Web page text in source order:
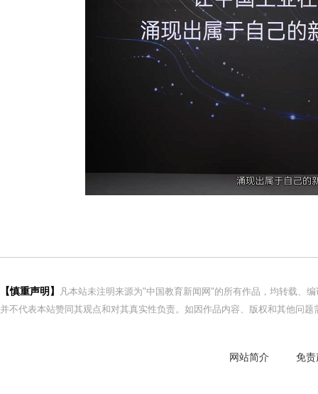
【慎重声明】
凡本站未注明来源为"中国教育新闻网"的所有作品，均转载、
并不代表本站赞同其观点和对其真实性负责。如因作品内容、版权和其他问
网站简介 免责